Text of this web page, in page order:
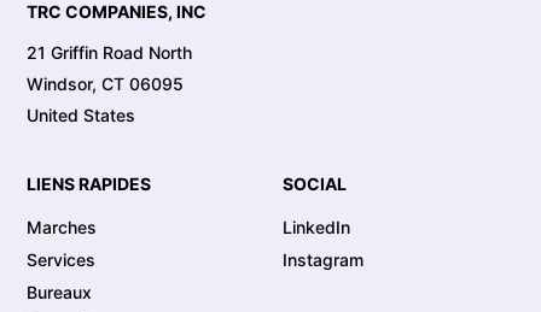
TRC COMPANIES, INC
21 Griffin Road North
Windsor, CT 06095
United States
LIENS RAPIDES
Marches
Services
Bureaux
SOCIAL
LinkedIn
Instagram